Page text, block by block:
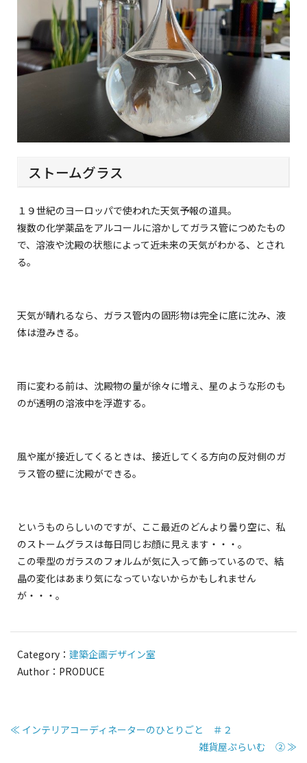
ストームグラス
１９世紀のヨーロッパで使われた天気予報の道具。
複数の化学薬品をアルコールに溶かしてガラス管につめたもの
で、溶液や沈殿の状態によって近未来の天気がわかる、とされ
る。
天気が晴れるなら、ガラス管内の固形物は完全に底に沈み、液
体は澄みきる。
雨に変わる前は、沈殿物の量が徐々に増え、星のような形のも
のが透明の溶液中を浮遊する。
風や嵐が接近してくるときは、接近してくる方向の反対側のガ
ラス管の壁に沈殿ができる。
というものらしいのですが、ここ最近のどんより曇り空に、私
のストームグラスは毎日同じお顔に見えます・・・。
この雫型のガラスのフォルムが気に入って飾っているので、結
晶の変化はあまり気になっていないからかもしれません
が・・・。
Category： 建築企画デザイン室
Author：PRODUCE
≪ インテリアコーディネーターのひとりごと ＃２
雑貨屋ぷらいむ ② ≫